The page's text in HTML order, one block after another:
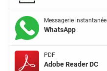
Messagerie instantanée
WhatsApp
PDF
Adobe Reader DC